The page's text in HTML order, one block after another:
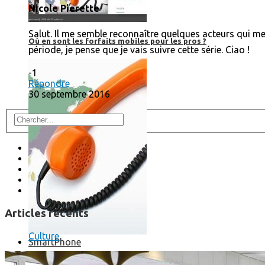
Où en sont les forfaits mobiles pour les pros ?
SmartPhone
Nicole Pierette
Salut. Il me semble reconnaître quelques acteurs qui
période, je pense que je vais suivre cette série. Ciao !
-1
Répondre
30 septembre 2016
Articles récents
Culture